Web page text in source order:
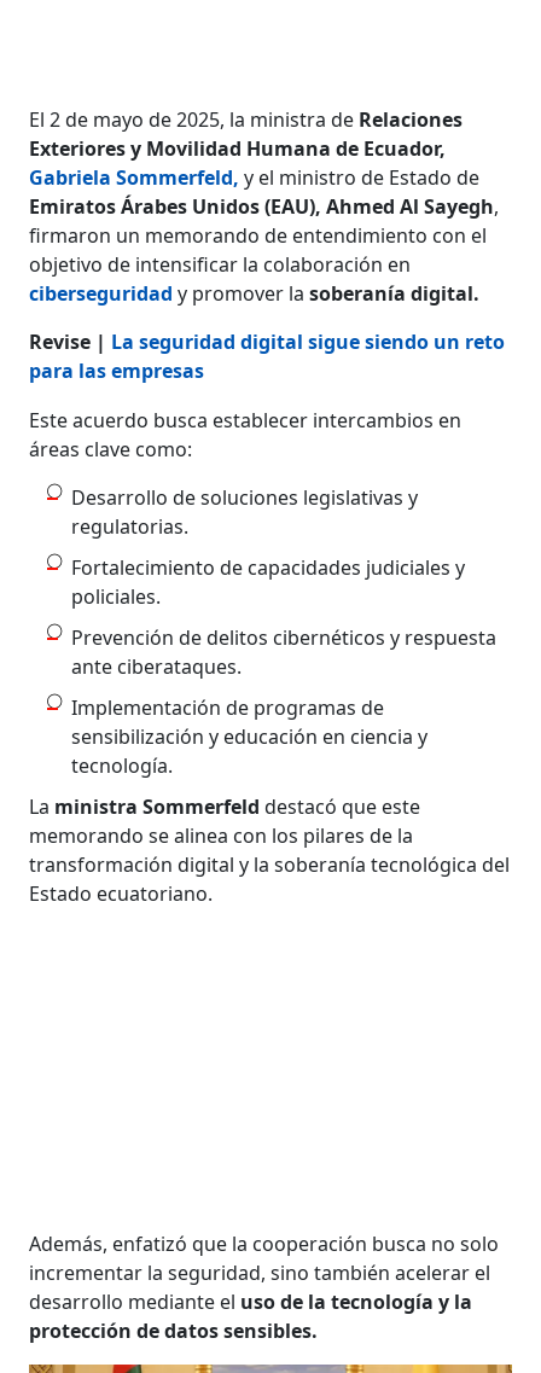
El 2 de mayo de 2025, la ministra de Relaciones
Exteriores y Movilidad Humana de Ecuador,
Gabriela Sommerfeld, y el ministro de Estado de
Emiratos Árabes Unidos (EAU), Ahmed Al Sayegh,
firmaron un memorando de entendimiento con el
objetivo de intensificar la colaboración en
ciberseguridady promover lasoberanía digital.
Revise | La seguridad digital sigue siendo un reto
para las empresas
Este acuerdo busca establecer intercambios en
áreas clave como:​
Desarrollo de soluciones legislativas y
regulatorias.
Fortalecimiento de capacidades judiciales y
policiales.
Prevención de delitos cibernéticos y respuesta
ante ciberataques.​
Implementación de programas de
sensibilización y educación en ciencia y
tecnología.​
La ministra Sommerfelddestacó que este
memorando se alinea con los pilares de la
transformación digital y la soberanía tecnológica del
Estado ecuatoriano.
Además, enfatizó que la cooperación busca no solo
incrementar la seguridad, sino también acelerar el
desarrollo mediante el uso de la tecnología y la
protección de datos sensibles.